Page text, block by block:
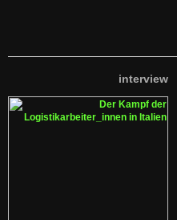
interview